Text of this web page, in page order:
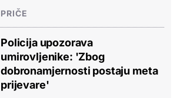
PRIČE
Policija upozorava
umirovljenike: 'Zbog
dobronamjernosti postaju meta
prijevare'